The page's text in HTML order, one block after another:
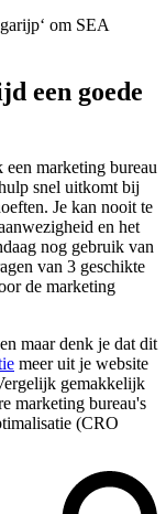
om SEA
een goede
marketing bureau
snel uitkomt bij
Je kan nooit te
en het
nog gebruik van
van 3 geschikte
de marketing
maar denk je dat dit
meer uit je website
gemakkelijk
marketing bureau's
(CRO